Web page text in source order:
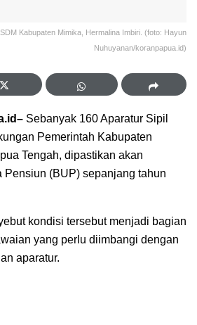
Kabupaten Mimika, Hermalina Imbiri. (foto: Hayun
Nuhuyanan/koranpapua.id)
Sebanyak 160 Aparatur Sipil
Pemerintah Kabupaten
Tengah, dipastikan akan
Pensiun (BUP) sepanjang tahun
kondisi tersebut menjadi bagian
yang perlu diimbangi dengan
aparatur.